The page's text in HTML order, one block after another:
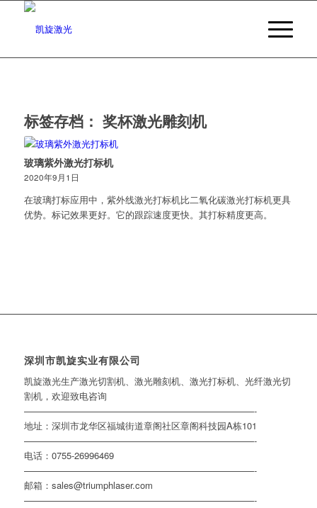
标签存档： 奖杯激光雕刻机
玻璃紫外激光打标机
2020年9月1日
在玻璃打标应用中，紫外线激光打标机比二氧化碳激光打标机更具
优势。标记效果更好。它的跟踪速度更快。其打标精度更高。
深圳市凯旋实业有限公司
凯旋激光生产激光切割机、激光雕刻机、激光打标机、光纤激光切
割机，欢迎致电咨询
—————————————————————————-
地址：深圳市龙华区福城街道章阁社区章阁科技园A栋101
—————————————————————————-
电话：0755-26996469
—————————————————————————-
邮箱：sales@triumphlaser.com
—————————————————————————-